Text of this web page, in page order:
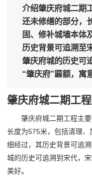
介绍肇庆府城二期
还未修缮的部分，
固、修补城墙本体
历史背景可追溯至
肇庆府城的历史可
“肇庆府”匾额，寓
肇庆府城二期工
肇庆府城二期工程主
长度为575米，包括清理
细经过，其历史背景可追
城的历史可追溯到宋代，
美好。